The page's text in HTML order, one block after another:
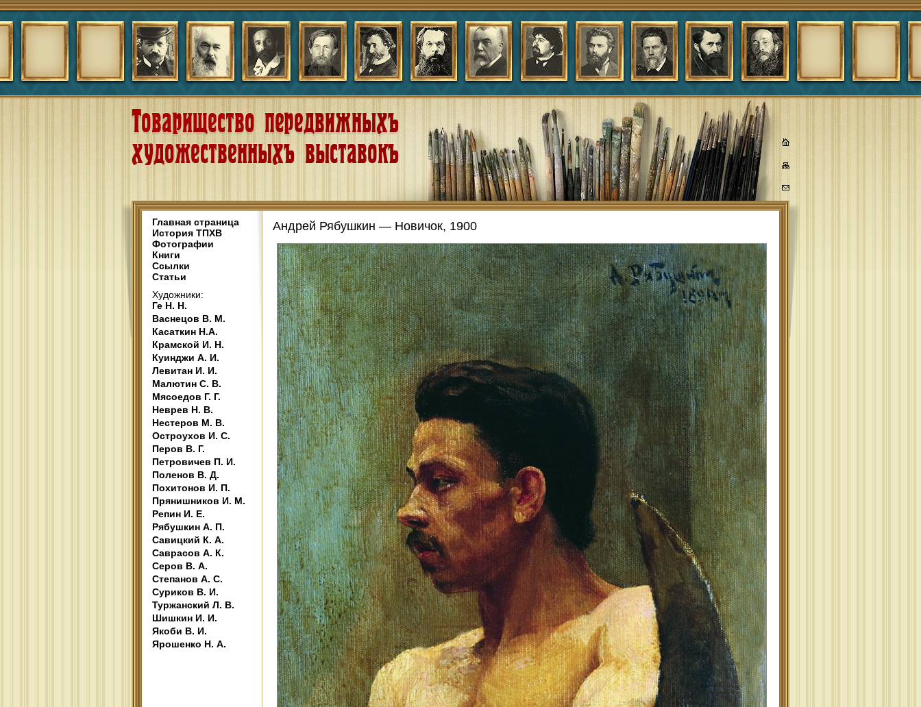
Главная страница
История ТПХВ
Фотографии
Книги
Ссылки
Статьи
Художники:
Ге Н. Н.
Васнецов В. М.
Касаткин Н.А.
Крамской И. Н.
Куинджи А. И.
Левитан И. И.
Малютин С. В.
Мясоедов Г. Г.
Неврев Н. В.
Нестеров М. В.
Остроухов И. С.
Перов В. Г.
Петровичев П. И.
Поленов В. Д.
Похитонов И. П.
Прянишников И. М.
Репин И. Е.
Рябушкин А. П.
Савицкий К. А.
Саврасов А. К.
Серов В. А.
Степанов А. С.
Суриков В. И.
Туржанский Л. В.
Шишкин И. И.
Якоби В. И.
Ярошенко Н. А.
Андрей Рябушкин — Новичок, 1900